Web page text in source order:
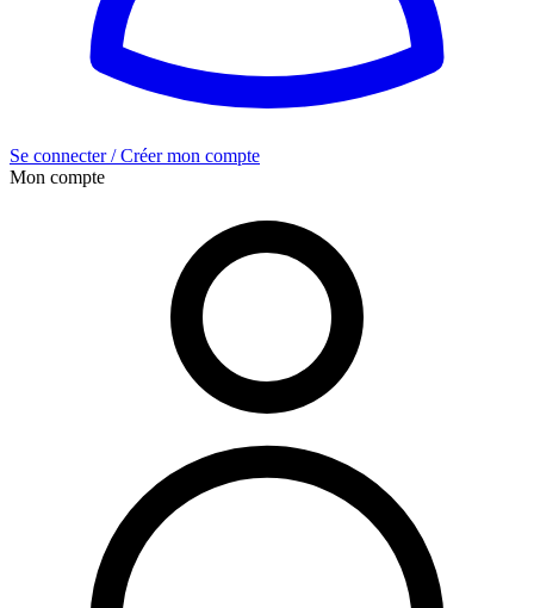
Se connecter / Créer mon compte
Mon compte